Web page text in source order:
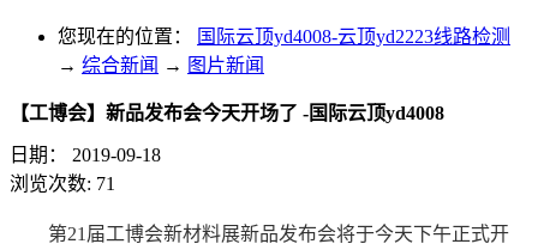
您现在的位置：
国际云顶yd4008-云顶yd2223线路检测
→ 综合新闻 → 图片新闻
【工博会】新品发布会今天开场了 -国际云顶yd4008
日期：
2019-09-18
浏览次数: 71
第21届工博会新材料展新品发布会将于今天下午正式开